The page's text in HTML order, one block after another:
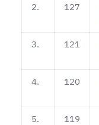
2. 127
3. 121
4. 120
5. 119